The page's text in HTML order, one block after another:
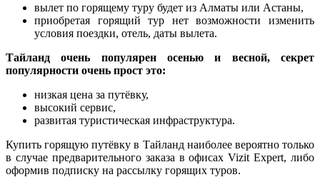
вылет по горящему туру будет из Алматы или Астаны,
приобретая горящий тур нет возможности изменить
условия поездки, отель, даты вылета.
Тайланд очень популярен осенью и весной, секрет
популярности очень прост это:
низкая цена за путёвку,
высокий сервис,
развитая туристическая инфраструктура.
Купить горящую путёвку в Тайланд наиболее вероятно только
в случае предварительного заказа в офисах Vizit Expert, либо
оформив подписку на рассылку горящих туров.